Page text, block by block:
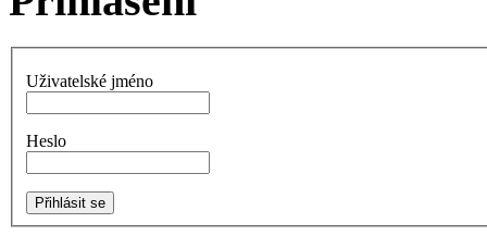
Uživatelské jméno
Heslo